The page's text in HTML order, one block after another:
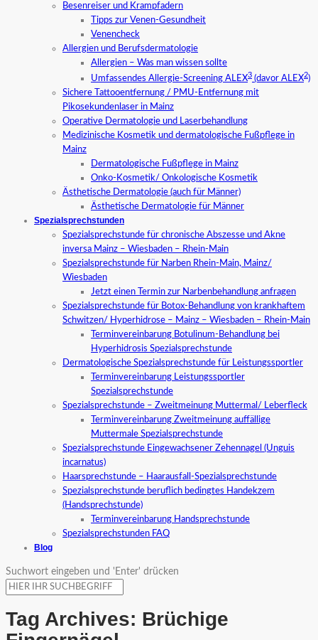
Besenreiser und Krampfadern
Tipps zur Venen-Gesundheit
Venencheck
Allergien und Berufsdermatologie
Allergien – Was man wissen sollte
Umfassendes Allergie-Screening ALEX3 (davor ALEX2)
Sichere Tattooentfernung / PMU-Entfernung mit
Pikosekundenlaser in Mainz
Operative Dermatologie und Laserbehandlung
Medizinische Kosmetik und dermatologische Fußpflege in
Mainz
Dermatologische Fußpflege in Mainz
Onko-Kosmetik/ Onkologische Kosmetik
Ästhetische Dermatologie (auch für Männer)
Ästhetische Dermatologie für Männer
Spezialsprechstunden
Spezialsprechstunde für chronische Abszesse und Akne
inversa Mainz – Wiesbaden – Rhein-Main
Spezialsprechstunde für Narben Rhein-Main, Mainz/
Wiesbaden
Jetzt einen Termin zur Narbenbehandlung anfragen
Spezialsprechstunde für Botox-Behandlung von krankhaftem
Schwitzen/ Hyperhidrose – Mainz – Wiesbaden – Rhein-Main
Terminvereinbarung Botulinum-Behandlung bei
Hyperhidrosis Spezialsprechstunde
Dermatologische Spezialsprechstunde für Leistungssportler
Terminvereinbarung Leistungssportler
Spezialsprechstunde
Spezialsprechstunde – Zweitmeinung Muttermal/ Leberfleck
Terminvereinbarung Zweitmeinung auffällige
Muttermale Spezialsprechstunde
Spezialsprechstunde Eingewachsener Zehennagel (Unguis
incarnatus)
Haarsprechstunde – Haarausfall-Spezialsprechstunde
Spezialsprechstunde beruflich bedingtes Handekzem
(Handsprechstunde)
Terminvereinbarung Handsprechstunde
Spezialsprechstunden FAQ
Blog
Suchwort eingeben und 'Enter' drücken
Tag Archives: Brüchige